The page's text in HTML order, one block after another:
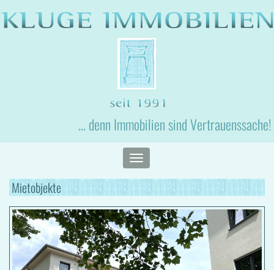
... denn Immobilien sind Vertrauenssache!
Toggle
navigation
Mietobjekte